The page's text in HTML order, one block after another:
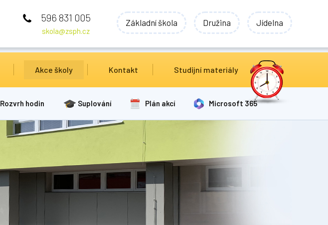
596 831 005
skola@zsph.cz
Základní škola Družina Jídelna
Akce školy Kontakt Studijní materiály
Rozvrh hodin Suplování Plán akcí Microsoft 365